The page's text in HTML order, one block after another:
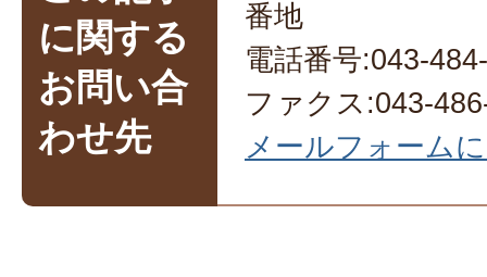
に関する
お問い合
わせ先
番地
電話番号:043-
ファクス:043-
メールフォーム